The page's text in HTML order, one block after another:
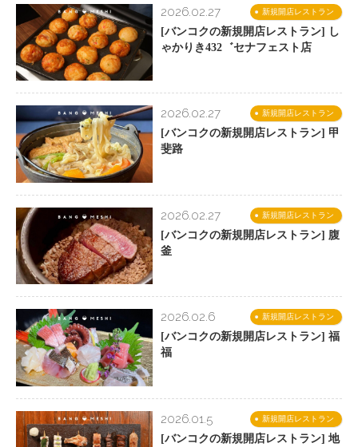
新規開店レストラン
2026.02.27
[バンコクの新規開店レストラン] し
ゃかりき432゛セナフェスト店
新規開店レストラン
2026.02.27
[バンコクの新規開店レストラン] 甲
斐路
新規開店レストラン
2026.02.27
[バンコクの新規開店レストラン] 腹
釜
新規開店レストラン
2026.02.6
[バンコクの新規開店レストラン] 福
福
新規開店レストラン
2026.01.5
[バンコクの新規開店レストラン] 地